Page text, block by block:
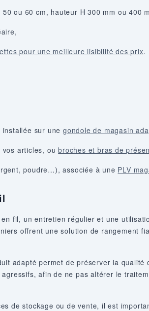
ou 60 cm, hauteur H 300 mm ou 400
pour une meilleure lisibilité des prix.
sur une gondole de magasin
vos articles, oubroches et bras de
poudre…), associée à une PLV
fil, un entretien régulier et une
offrent une solution de rangement
adapté permet de préserver la qualité
afin de ne pas altérer le
de stockage ou de vente, il est